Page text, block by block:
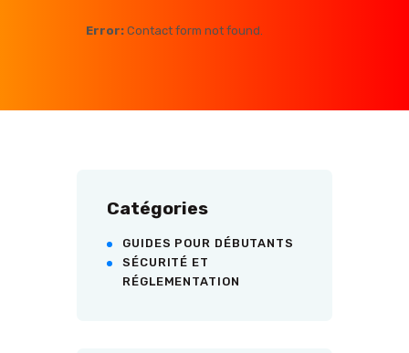
Error: Contact form not found.
Catégories
GUIDES POUR DÉBUTANTS
SÉCURITÉ ET
RÉGLEMENTATION